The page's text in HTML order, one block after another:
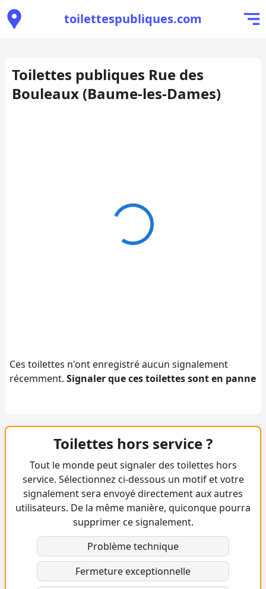
toilettespubliques.com
Toilettes publiques Rue des
Bouleaux (Baume-les-Dames)
Ces toilettes n'ont enregistré aucun signalement
récemment. Signaler que ces toilettes sont en panne
Toilettes hors service ?
Tout le monde peut signaler des toilettes hors
service. Sélectionnez ci-dessous un motif et votre
signalement sera envoyé directement aux autres
utilisateurs. De la même manière, quiconque pourra
supprimer ce signalement.
Problème technique
Fermeture exceptionnelle